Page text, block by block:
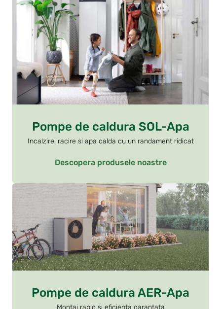
Pompe de caldura SOL-Apa
Incalzire, racire si apa calda cu un randament ridicat
Descopera produsele noastre
Pompe de caldura AER-Apa